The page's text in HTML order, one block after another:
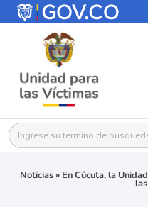
Buscar:
Noticias» En Cúcuta, la